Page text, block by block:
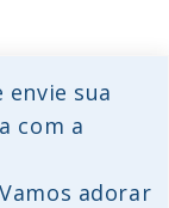
sua
com a
adorar